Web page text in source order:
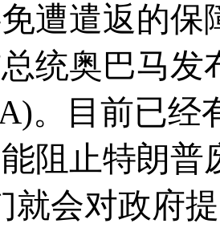
遭遣返的保
统奥巴马
。目前已经
阻止特朗普
就会对政府